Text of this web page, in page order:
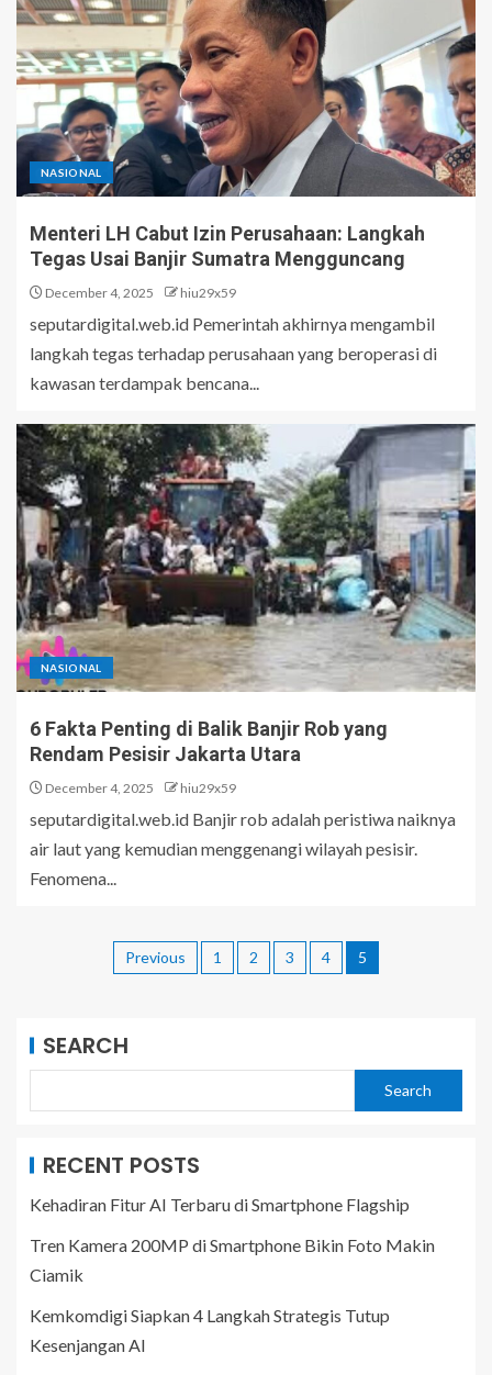
NASIONAL
Menteri LH Cabut Izin Perusahaan: Langkah
Tegas Usai Banjir Sumatra Mengguncang
December 4, 2025 hiu29x59
seputardigital.web.id Pemerintah akhirnya mengambil
langkah tegas terhadap perusahaan yang beroperasi di
kawasan terdampak bencana...
NASIONAL
6 Fakta Penting di Balik Banjir Rob yang
Rendam Pesisir Jakarta Utara
December 4, 2025 hiu29x59
seputardigital.web.id Banjir rob adalah peristiwa naiknya
air laut yang kemudian menggenangi wilayah pesisir.
Fenomena...
Previous 1 2 3 4 5
SEARCH
Search
RECENT POSTS
Kehadiran Fitur AI Terbaru di Smartphone Flagship
Tren Kamera 200MP di Smartphone Bikin Foto Makin
Ciamik
Kemkomdigi Siapkan 4 Langkah Strategis Tutup
Kesenjangan AI